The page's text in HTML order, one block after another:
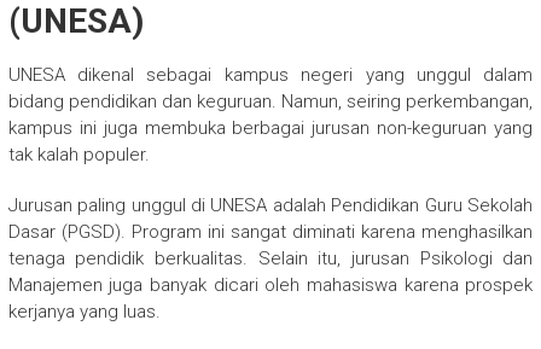
(UNESA)
UNESA dikenal sebagai kampus negeri yang unggul dalam
bidang pendidikan dan keguruan. Namun, seiring perkembangan,
kampus ini juga membuka berbagai jurusan non-keguruan yang
tak kalah populer.
Jurusan paling unggul di UNESA adalah Pendidikan Guru Sekolah
Dasar (PGSD). Program ini sangat diminati karena menghasilkan
tenaga pendidik berkualitas. Selain itu, jurusan Psikologi dan
Manajemen juga banyak dicari oleh mahasiswa karena prospek
kerjanya yang luas.